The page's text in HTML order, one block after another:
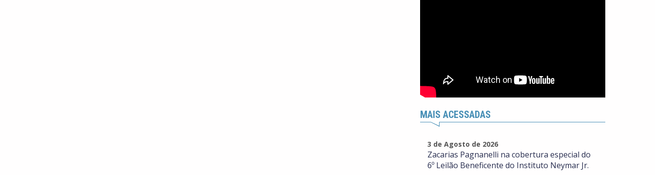
MAIS ACESSADAS
3 de Agosto de 2026
Zacarias Pagnanelli na cobertura especial do
6º Leilão Beneficente do Instituto Neymar Jr.